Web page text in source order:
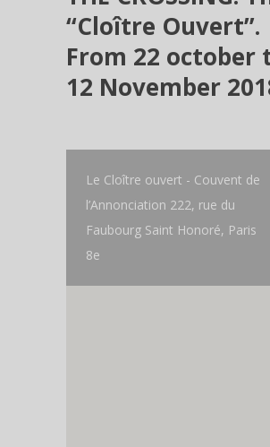
“Cloître Ouvert”.
From 22 october
12 November
Le Cloître ouvert - Couvent de
l’Annonciation 222, rue du
Faubourg Saint Honoré, Paris
8e